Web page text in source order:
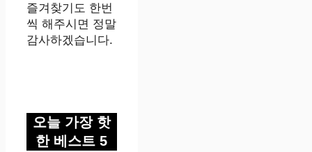
즐겨찾기도 한번
씩 해주시면 정말
감사하겠습니다.
오늘 가장 핫
한 베스트 5